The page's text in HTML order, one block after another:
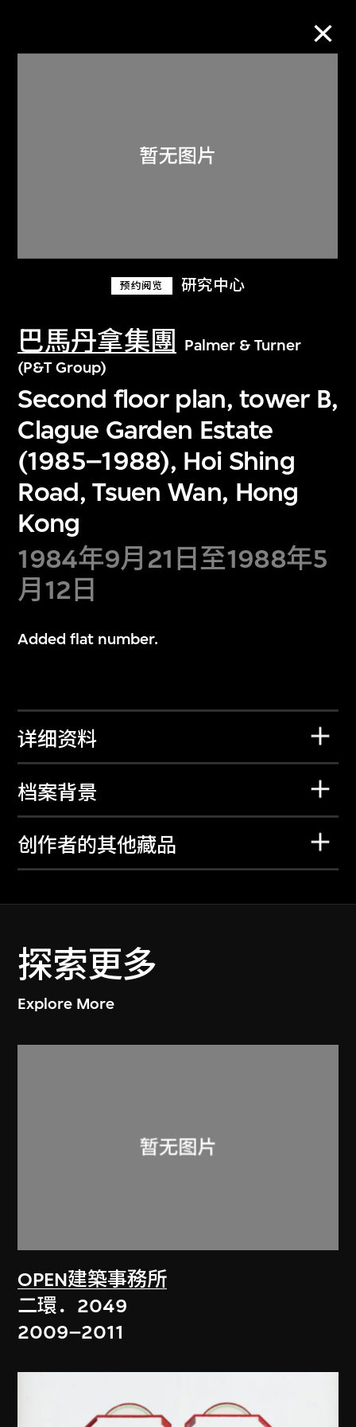
预约阅览 研究中心
巴馬丹拿集團
Palmer & Turner
(P&T Group)
Second floor plan, tower B,
Clague Garden Estate
(1985–1988), Hoi Shing
Road, Tsuen Wan, Hong
Kong
1984年9月21日至1988年5
月12日
Added flat number.
详细资料
档案背景
创作者的其他藏品
探索更多
Explore More
OPEN建築事務所
二環．2049
2009–2011
关于M+藏品
探索世界顶级的二十及二十一世纪视觉
文化藏品。